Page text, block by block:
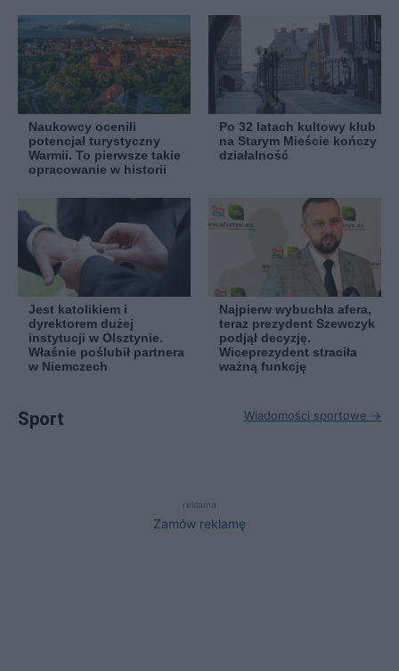
Naukowcy ocenili
potencjał turystyczny
Warmii. To pierwsze takie
opracowanie w historii
Po 32 latach kultowy klub
na Starym Mieście kończy
działalność
Jest katolikiem i
dyrektorem dużej
instytucji w Olsztynie.
Właśnie poślubił partnera
w Niemczech
Najpierw wybuchła afera,
teraz prezydent Szewczyk
podjął decyzję.
Wiceprezydent straciła
ważną funkcję
Sport Wiadomości sportowe →
reklama
Zamów reklamę